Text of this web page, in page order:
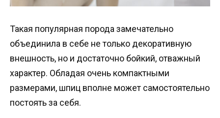
Такая популярная порода замечательно
объединила в себе не только декоративную
внешность, но и достаточно бойкий, отважный
характер. Обладая очень компактными
размерами, шпиц вполне может самостоятельно
постоять за себя.